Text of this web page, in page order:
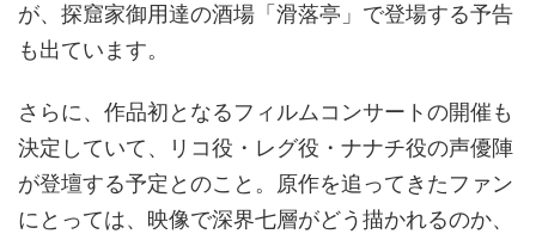
が、探窟家御用達の酒場「滑落亭」で登場する予告
も出ています。
さらに、作品初となるフィルムコンサートの開催も
決定していて、リコ役・レグ役・ナナチ役の声優陣
が登壇する予定とのこと。原作を追ってきたファン
にとっては、映像で深界七層がどう描かれるのか、